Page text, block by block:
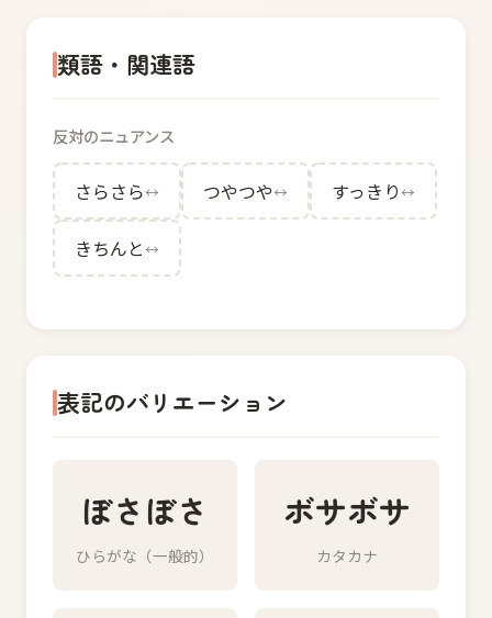
類語・関連語
反対のニュアンス
さらさら↔ つやつや↔ すっきり↔
きちんと↔
表記のバリエーション
ぼさぼさ
ひらがな（一般的）
ボサボサ
カタカナ